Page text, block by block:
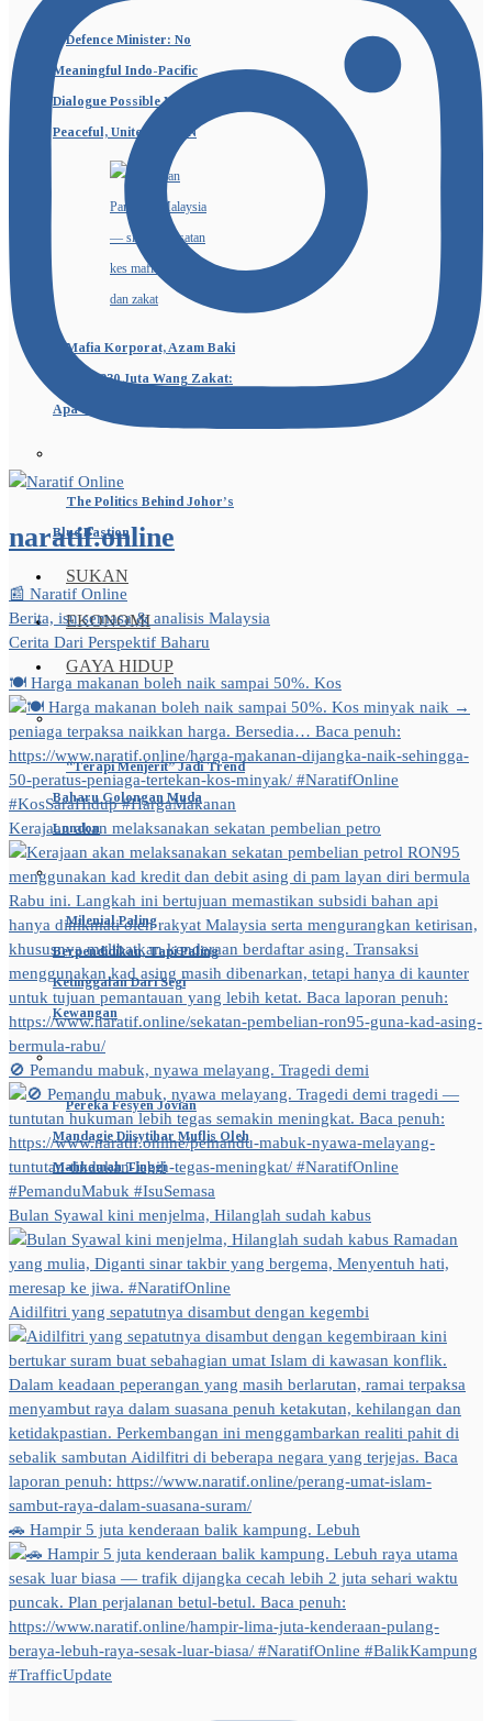
Defence Minister: No
Meaningful Indo-Pacific
Dialogue Possible Without
Peaceful, United ASEAN
Mafia Korporat, Azam Baki
dan RM230 Juta Wang Zakat:
Apa Sebenarnya Berlaku?
The Politics Behind Johor’s
Blue Bastion
SUKAN
EKONOMI
GAYA HIDUP
“Terapi Menjerit” Jadi Trend
Baharu Golongan Muda
London
Milenial Paling
Berpendidikan, Tapi Paling
Ketinggalan Dari Segi
Kewangan
Pereka Fesyen Jovian
Mandagie Diisytihar Muflis Oleh
Mahkamah Tinggi
naratif.online
📰 Naratif Online
Berita, isu semasa & analisis Malaysia
Cerita Dari Perspektif Baharu
🍽️ Harga makanan boleh naik sampai 50%. Kos
Kerajaan akan melaksanakan sekatan pembelian petro
🚫 Pemandu mabuk, nyawa melayang. Tragedi demi
Bulan Syawal kini menjelma, Hilanglah sudah kabus
Aidilfitri yang sepatutnya disambut dengan kegembi
🚗 Hampir 5 juta kenderaan balik kampung. Lebuh